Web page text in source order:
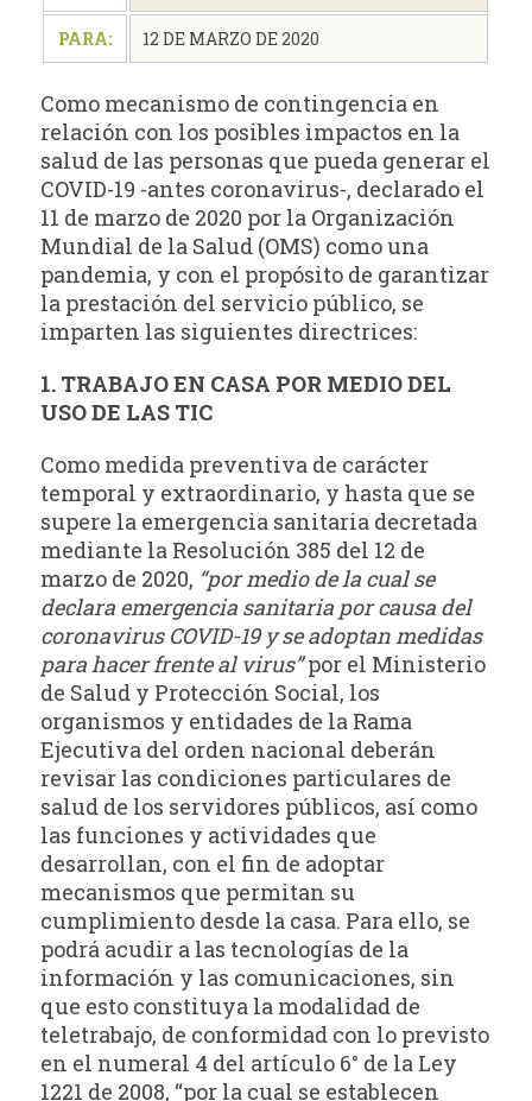
PARA: 12 DE MARZO DE 2020
Como mecanismo de contingencia en
relación con los posibles impactos en la
salud de las personas que pueda generar el
COVID-19 -antes coronavirus-, declarado el
11 de marzo de 2020 por la Organización
Mundial de la Salud (OMS) como una
pandemia, y con el propósito de garantizar
la prestación del servicio público, se
imparten las siguientes directrices:
1. TRABAJO EN CASA POR MEDIO DEL
USO DE LAS TIC
Como medida preventiva de carácter
temporal y extraordinario, y hasta que se
supere la emergencia sanitaria decretada
mediante la Resolución 385 del 12 de
marzo de 2020, “por medio de la cual se
declara emergencia sanitaria por causa del
coronavirus COVID-19 y se adoptan medidas
para hacer frente al virus”por el Ministerio
de Salud y Protección Social, los
organismos y entidades de la Rama
Ejecutiva del orden nacional deberán
revisar las condiciones particulares de
salud de los servidores públicos, así como
las funciones y actividades que
desarrollan, con el fin de adoptar
mecanismos que permitan su
cumplimiento desde la casa. Para ello, se
podrá acudir a las tecnologías de la
información y las comunicaciones, sin
que esto constituya la modalidad de
teletrabajo, de conformidad con lo previsto
en el numeral 4 del artículo 6° de la Ley
1221 de 2008, “por la cual se establecen